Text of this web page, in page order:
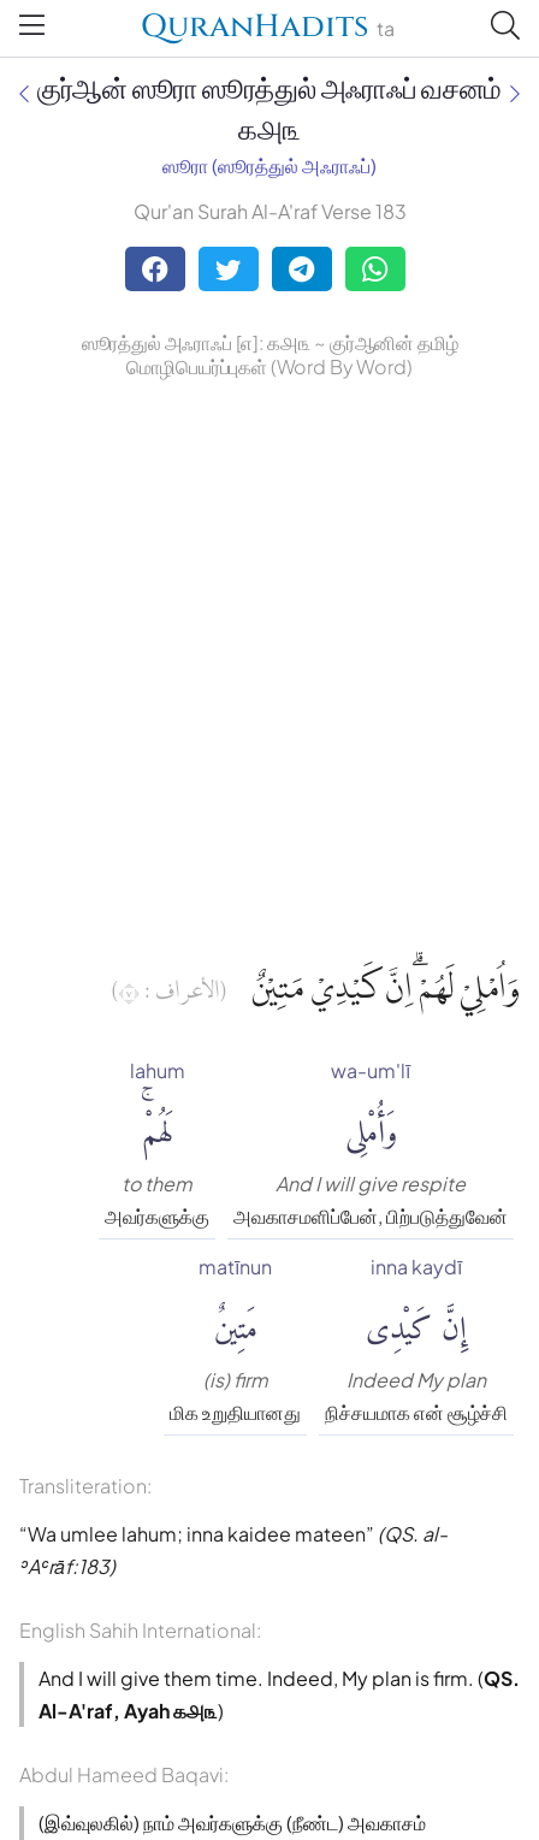
QuranHadits ta
Jan Trust Foundation
Mufti Omar Sheriff Qasimi,
குர்ஆன் ஸூரா ஸூரத்துல் அஃராஃப் வசனம்
௧௮௩
ஸூரா (ஸூரத்துல் அஃராஃப்)
Qur'an Surah Al-A'raf Verse 183
ஸூரத்துல் அஃராஃப் [௭]: ௧௮௩ ~ குர்ஆனின் தமிழ்
மொழிபெயர்ப்புகள் (Word By Word)
وَاُمْلِيْ لَهُمْ ۗاِنَّ كَيْدِيْ مَتِيْنٌ (الأعراف : ٧)
wa-um'lī
وَأُمْلِى
And I will give respite
அவகாசமளிப்பேன், பிற்படுத்துவேன்
lahum
لَهُمْۚ
to them
அவர்களுக்கு
inna kaydī
إِنَّ كَيْدِى
Indeed My plan
நிச்சயமாக என் சூழ்ச்சி
matīnun
مَتِينٌ
(is) firm
மிக உறுதியானது
Transliteration:
Wa umlee lahum; inna kaidee mateen (QS. al-
ʾAʿrāf:183)
English Sahih International:
And I will give them time. Indeed, My plan is firm. (QS.
Al-A'raf, Ayah ௧௮௩)
Abdul Hameed Baqavi:
(இவ்வுலகில்) நாம் அவர்களுக்கு (நீண்ட) அவகாசம்